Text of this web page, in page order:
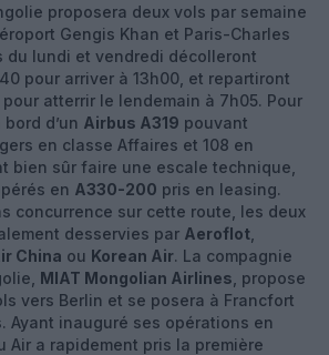
proposera deux vols par semaine
Gengis Khan et Paris-Charles
du lundi et vendredi décolleront
pour arriver à 13h00, et repartiront
atterrir le lendemain à 7h05. Pour
d’un Airbus A319 pouvant
en classe Affaires et 108 en
bien sûr faire une escale technique,
en A330-200 pris en leasing.
concurrence sur cette route, les deux
desservies par Aeroflot
China ou Korean Air. La compagnie
MIAT Mongolian Airlines , propose
vers Berlin et se posera à Francfort
Ayant inauguré ses opérations en
Air a rapidement pris la première